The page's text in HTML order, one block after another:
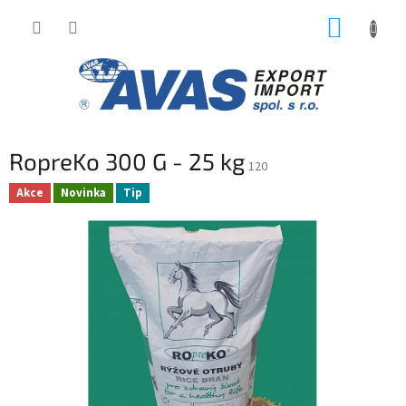
RopreKo 300 G - 25 kg 120
Akce Novinka Tip